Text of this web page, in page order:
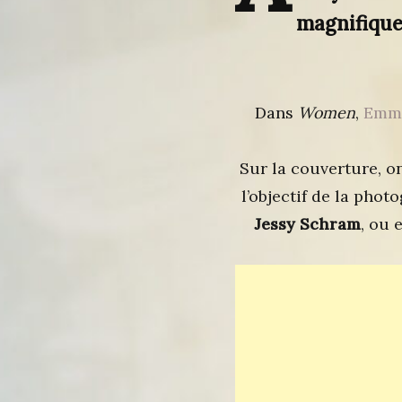
Dans Women,
Sur la couverture,
l’objectif de la
Jessy Schram, ou